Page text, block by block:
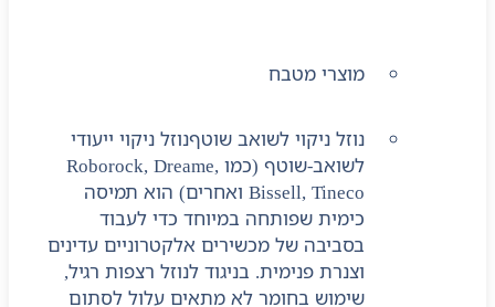
מוצרי מטבח
נוזל ניקוי לשואב שוטףנוזל ניקוי ייעודי
לשואב-שוטף (כמו Roborock, Dreame,
Bissell, Tineco ואחרים) הוא תמיסה
כימית שפותחה במיוחד כדי לעבוד
בסביבה של מכשירים אלקטרוניים עדינים
וצנרת פנימית. בניגוד לנוזל רצפות רגיל,
שימוש בחומר לא מתאים עלול לסתום